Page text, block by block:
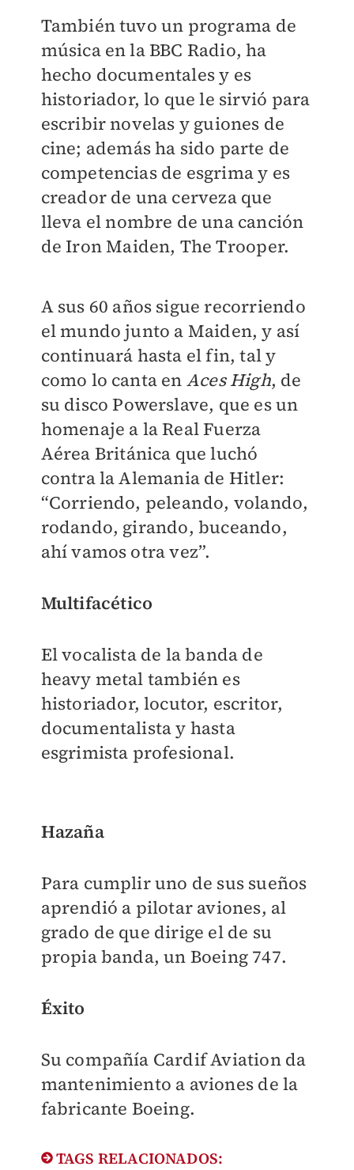
También tuvo un programa de
música en la BBC Radio, ha
hecho documentales y es
historiador, lo que le sirvió para
escribir novelas y guiones de
cine; además ha sido parte de
competencias de esgrima y es
creador de una cerveza que
lleva el nombre de una canción
de Iron Maiden, The Trooper.
A sus 60 años sigue recorriendo
el mundo junto a Maiden, y así
continuará hasta el fin, tal y
como lo canta en Aces High, de
su disco Powerslave, que es un
homenaje a la Real Fuerza
Aérea Británica que luchó
contra la Alemania de Hitler:
“Corriendo, peleando, volando,
rodando, girando, buceando,
ahí vamos otra vez”.
Multifacético
El vocalista de la banda de
heavy metal también es
historiador, locutor, escritor,
documentalista y hasta
esgrimista profesional.
Hazaña
Para cumplir uno de sus sueños
aprendió a pilotar aviones, al
grado de que dirige el de su
propia banda, un Boeing 747.
Éxito
Su compañía Cardif Aviation da
mantenimiento a aviones de la
fabricante Boeing.
TAGS RELACIONADOS: